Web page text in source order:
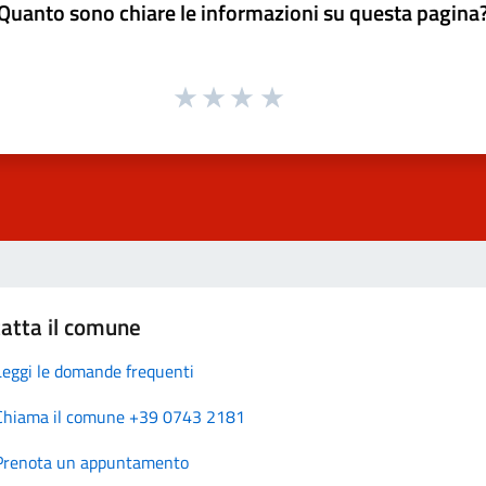
sono chiare le informazioni su questa
il comune
le domande frequenti
il comune +39 0743 2181
un appuntamento